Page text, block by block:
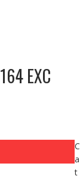
EXC
C
a
t